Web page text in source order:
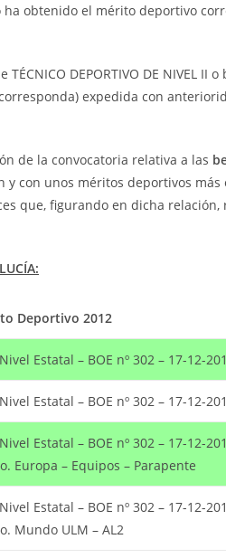
ha obtenido el mérito deportivo
DEPORTIVO DE NIVEL II
expedida con
de la convocatoria relativa a las
con unos méritos deportivos más
que, figurando en dicha relación,
Deportivo 2012
Estatal – BOE nº 302 – 17-12-
Estatal – BOE nº 302 – 17-12-
Estatal – BOE nº 302 – 17-12-
Europa – Equipos – Parapente
Estatal – BOE nº 302 – 17-12-
Mundo ULM – AL2